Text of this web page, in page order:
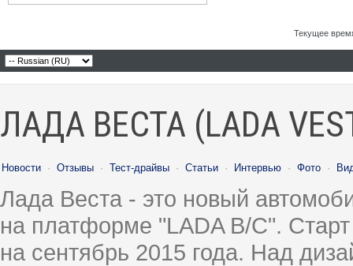
Текущее
ЛАДА ВЕСТА (LADA
Новости · Отзывы · Тест-драйвы · Статьи · Интервью · Фото ·
Лада Веста - это новый
на платформе "LADA B/C".
на сентябрь 2015 года. Над